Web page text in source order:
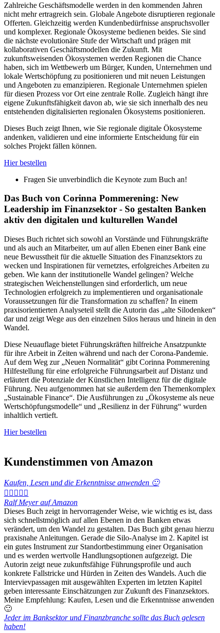
Zahlreiche Geschäftsmodelle werden in den kommenden Jahren
nicht mehr ertragreich sein. Globale Angebote disruptieren regionale
Offerten. Gleichzeitig werden Kundenbedürfnisse anspruchsvoller
und komplexer. Regionale Ökosysteme bedienen beides. Sie sind
die nächste evolutionäre Stufe der Wirtschaft und prägen mit
kollaborativen Geschäftsmodellen die Zukunft. Mit
zukunftsweisenden Ökosystemen werden Regionen die Chance
haben, sich im Wettbewerb um Bürger, Kunden, Unternehmen und
lokale Wertschöpfung zu positionieren und mit neuen Leistungen
und Angeboten zu emanzipieren. Regionale Unternehmen spielen
für diesen Prozess vor Ort eine zentrale Rolle. Zugleich hängt ihre
eigene Zukunftsfähigkeit davon ab, wie sie sich innerhalb des neu
entstehenden digitalisierten regionalen Ökosystems positionieren.
Dieses Buch zeigt Ihnen, wie Sie regionale digitale Ökosysteme
andenken, validieren und eine informierte Entscheidung für ein
solches Projekt fällen können.
Hier bestellen
Fragen Sie unverbindlich die Keynote zum Buch an!
Das Buch von Corinna Pommerening: New
Leadership im Finanzsektor - So gestalten Banken
aktiv den digitalen und kulturellen Wandel
Dieses Buch richtet sich sowohl an Vorstände und Führungskräfte
und als auch an Mitarbeiter, um auf allen Ebenen einer Bank eine
neue Bewusstheit für die aktuelle Situation des Finanzsektors zu
wecken und Inspirationen für vernetztes, erfolgreiches Arbeiten zu
geben. Wie kann der institutionelle Wandel gelingen? Welche
strategischen Weichenstellungen sind erforderlich, um neue
Technologien erfolgreich zu implementieren und organisationale
Voraussetzungen für die Transformation zu schaffen? In einem
praxisorientierten Analyseteil stellt die Autorin das „alte Silodenken“
dar und zeigt Wege aus den einzelnen Silos heraus und hinein in den
Wandel.
Diese Neuauflage bietet Führungskräften hilfreiche Ansatzpunkte
für ihre Arbeit in Zeiten während und nach der Corona-Pandemie.
Auf dem Weg zur „Neuen Normalität“ gibt Corinna Pommerening
Hilfestellung für eine erfolgreiche Führungsarbeit auf Distanz und
erläutert die Potenziale der Künstlichen Intelligenz für die digitale
Führung. Neu aufgenommen hat sie außerdem den Themenkomplex
„Sustainable Finance“. Die Ausführungen zu „Ökosysteme als neue
Wertschöpfungsmodelle“ und „Resilienz in der Führung“ wurden
inhaltlich vertieft.
Hier bestellen
Kundenstimmen von Amazon
Kaufen, Lesen und die Erkenntnisse anwenden 🙂
    
Ralf Meyer auf Amazon
Dieses Buch zeigt in hervorragender Weise, wie wichtig es ist, dass
sich schnellstmöglich auf allen Ebenen in den Banken etwas
verändert, um den Wandel zu gestalten. Das Buch gibt genau hierzu
praxisnahe Anleitungen. Gerade die Silo-Analyse im 2. Kapitel ist
ein gutes Instrument zur Standortbestimmung einer Organisation
und es werden wertvolle Handlungsoptionen aufgezeigt. Die
Autorin zeigt neue zukunftsfähige Führungsprofile und auch
konkrete Fallstricke und Hürden in Zeiten des Wandels. Auch die
Intervievpassagen mit ausgewählten Experten im letzten Kapitel
geben interessante Einschätzungen zur Zukunft des Finanzsektors.
Meine Empfehlung: Kaufen, Lesen und die Erkenntnisse anwenden
🙂
Jeder im Banksektor und Finanzbranche sollte das Buch gelesen
haben!